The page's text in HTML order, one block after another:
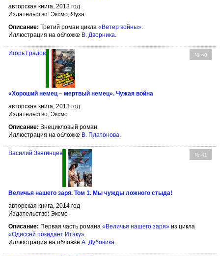
авторская книга, 2013 год
Издательство: Эксмо, Яуза
Описание: Третий роман цикла «Ветер войны».
Иллюстрация на обложке В. Дворника.
№ 40
Игорь Градов
«Хороший немец – мертвый немец». Чужая война
авторская книга, 2013 год
Издательство: Эксмо
Описание: Внецикловый роман.
Иллюстрация на обложке В. Платонова
№ 41
Василий Звягинцев
Величья нашего заря. Том 1. Мы чужды ложного стыда!
авторская книга, 2014 год
Издательство: Эксмо
Описание: Первая часть романа «Величья нашего заря» из цикла
«Одиссей покидает Итаку».
Иллюстрация на обложке А. Дубовика.